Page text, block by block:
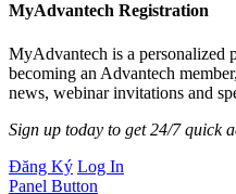
MyAdvantech Registration
MyAdvantech is a personalized
becoming an Advantech
news, webinar invitations and
Sign up today to get 24/7 quick
Đăng Ký Log In
Panel Button